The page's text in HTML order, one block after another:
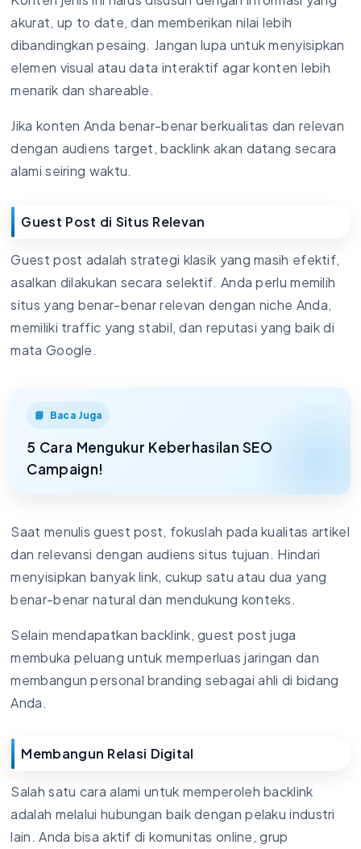
akurat, up to date, dan memberikan nilai lebih
dibandingkan pesaing. Jangan lupa untuk menyisipkan
elemen visual atau data interaktif agar konten lebih
menarik dan shareable.
Jika konten Anda benar-benar berkualitas dan relevan
dengan audiens target, backlink akan datang secara
alami seiring waktu.
Guest Post di Situs Relevan
Guest post adalah strategi klasik yang masih efektif,
asalkan dilakukan secara selektif. Anda perlu memilih
situs yang benar-benar relevan dengan niche Anda,
memiliki traffic yang stabil, dan reputasi yang baik di
mata Google.
Baca Juga
5 Cara Mengukur Keberhasilan SEO
Campaign!
Saat menulis guest post, fokuslah pada kualitas artikel
dan relevansi dengan audiens situs tujuan. Hindari
menyisipkan banyak link, cukup satu atau dua yang
benar-benar natural dan mendukung konteks.
Selain mendapatkan backlink, guest post juga
membuka peluang untuk memperluas jaringan dan
membangun personal branding sebagai ahli di bidang
Anda.
Membangun Relasi Digital
Salah satu cara alami untuk memperoleh backlink
adalah melalui hubungan baik dengan pelaku industri
lain. Anda bisa aktif di komunitas online, grup